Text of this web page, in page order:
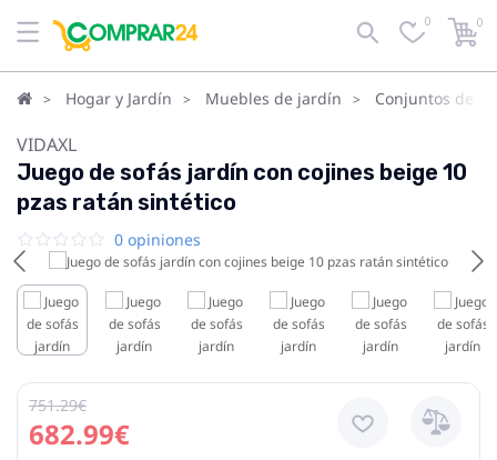
0 0
Hogar y Jardín Muebles de jardín Conjuntos de
VIDAXL
Juego de sofás jardín con cojines beige 10
pzas ratán sintético
0 opiniones
682.99€
751.29€